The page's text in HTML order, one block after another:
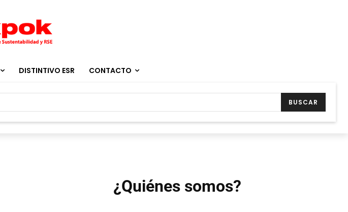
DISTINTIVO ESR CONTACTO
BUSCAR
¿Quiénes somos?